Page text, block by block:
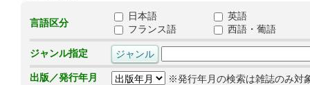
言語区分
日本語
英語
フランス語
西語・葡語
ジャンル指定
出版／発行年月
※発行年月の検索は雑誌のみ対